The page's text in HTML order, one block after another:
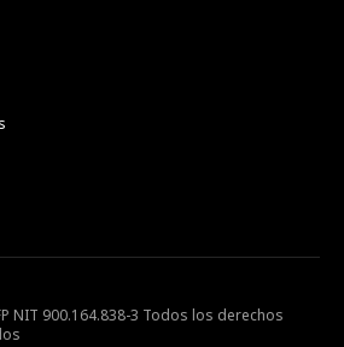
NIT 900.164.838-3 Todos los derechos